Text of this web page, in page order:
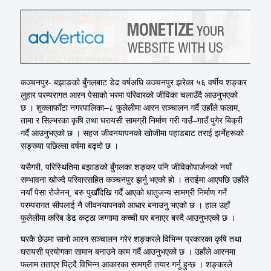
कञ्चनपुर- बझाङको बुँगलबाट डेढ वर्षअघि कञ्चनपुर झरेका ५६ वर्षीय शङ्कर
लुहार परम्परागत आरन पेसाको भरमा परिवारको जीविका चलाउँदै आउनुभएको
छ । शुक्लाफाँटा नगरपालिका–८ फुलेलीमा आरन सञ्चालन गर्दै उहाँले फलाम,
तामा र सिल्भरका कृषि तथा घरायसी सामग्री निर्माण गरी गाउँ–गाउँ पुगेर बिक्री
गर्दै आउनुभएको छ । सहज जीवनयापनको खोजीमा पहाडबाट तराई झर्नेहरूको
सङ्ख्या पछिल्ला वर्षमा बढ्दो छ ।
यसैगरी, परिस्थितिमा बझाङको बुँगलका शङ्कर पनि जीविकोपार्जनको नयाँ
सम्भावना खोज्दै परिवारसहित कञ्चनपुर झर्नु भएको हो । तराईमा आएपछि उहाँले
नयाँ पेसा रोजेनन्, बरु पुर्खौंदेखि गर्दै आएको धातुजन्य सामग्री निर्माण गर्ने
परम्परागत सीपलाई नै जीवनयापनको आधार बनाउनु भएको छ । हाल उहाँ
फुलेलीमा करिब डेढ कट्ठा जग्गामा कच्ची घर बनाएर बस्दै आउनुभएको छ ।
घरकै छेउमा सानो आरन सञ्चालन गरेर शङ्करले विभिन्न प्रकारका कृषि तथा
घरायसी प्रयोगका सामान बनाउने काम गर्दै आउनुभएको छ । उहाँले आरनमा
फलाम तताएर पिट्दै विभिन्न आकारका सामग्री तयार गर्नु हुन्छ । शङ्करले